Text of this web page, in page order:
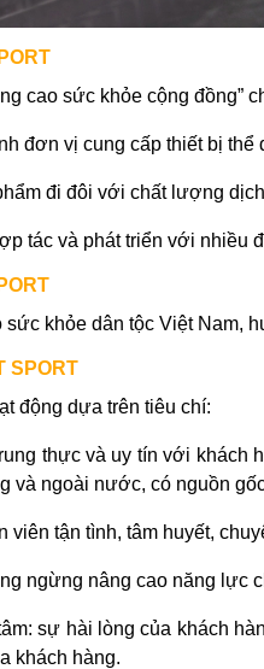
cao sức khỏe cộng đồng”
đơn vị cung cấp thiết bị thể
đi đôi với chất lượng
tác và phát triển với nhiều
khỏe dân tộc Việt Nam,
SPORT
động dựa trên tiêu chí:
thực và uy tín với
và ngoài nước, có nguồn
viên tận tình, tâm huyết,
ngừng nâng cao năng lực
sự hài lòng của khách
khách hàng.